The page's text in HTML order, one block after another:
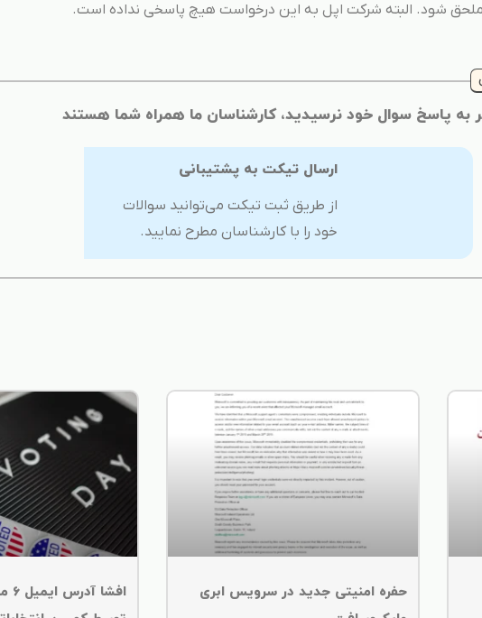
به پاسخ سوال خود نرسیدید، کارشناسان ما همراه شما هستند
ارسال تیکت به پشتیبانی
از طریق ثبت تیکت می‌توانید سوالات
خود را با کارشناسان مطرح نمایید.
حفره امنیتی جدید در سرویس‌ ابری